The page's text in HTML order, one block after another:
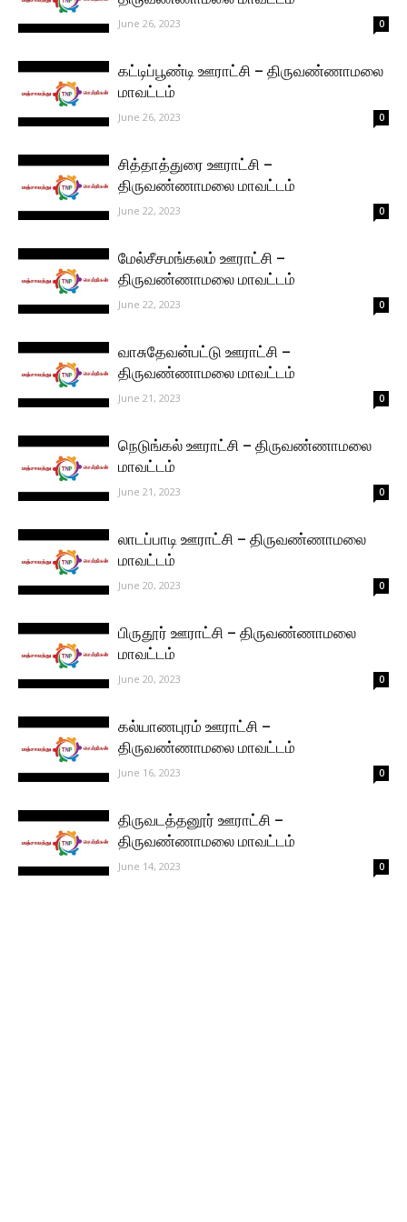
June 26, 2023 0
கட்டிப்பூண்டி ஊராட்சி – திருவண்ணாமலை
மாவட்டம்
June 26, 2023 0
சித்தாத்துரை ஊராட்சி –
திருவண்ணாமலை மாவட்டம்
June 22, 2023 0
மேல்சீசமங்கலம் ஊராட்சி –
திருவண்ணாமலை மாவட்டம்
June 22, 2023 0
வாசுதேவன்பட்டு ஊராட்சி –
திருவண்ணாமலை மாவட்டம்
June 21, 2023 0
நெடுங்கல் ஊராட்சி – திருவண்ணாமலை
மாவட்டம்
June 21, 2023 0
லாடப்பாடி ஊராட்சி – திருவண்ணாமலை
மாவட்டம்
June 20, 2023 0
பிருதூர் ஊராட்சி – திருவண்ணாமலை
மாவட்டம்
June 20, 2023 0
கல்யாணபுரம் ஊராட்சி –
திருவண்ணாமலை மாவட்டம்
June 16, 2023 0
திருவடத்தனூர் ஊராட்சி –
திருவண்ணாமலை மாவட்டம்
June 14, 2023 0